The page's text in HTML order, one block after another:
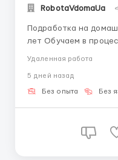
RobotaVdomaUa
Подработка на домашнем ПК.
лет Обучаем в процессе работы никаких вложений
от Вас не требуется. Наличие ноутбука или
Усидчивость,
желание работать. Выплату заработной платы
Удаленная работа
5 дней назад
Без опыта Без